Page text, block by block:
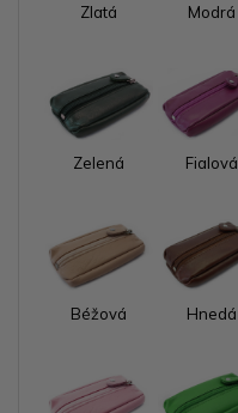
Zlatá Modrá
Zelená Fialová
Béžová Hnedá